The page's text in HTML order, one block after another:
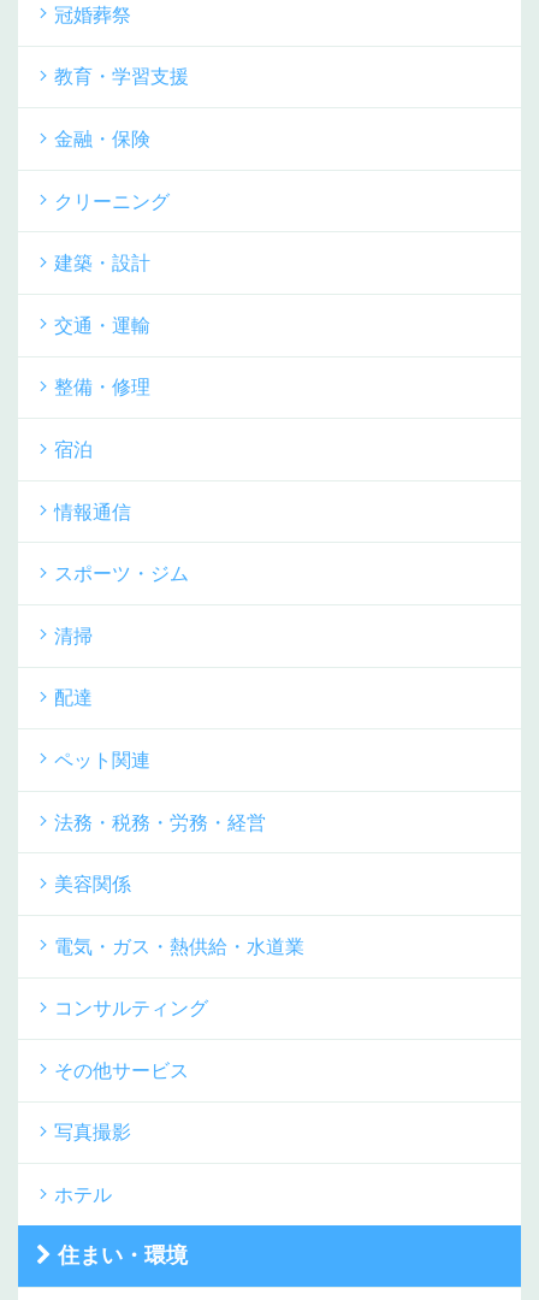
冠婚葬祭
教育・学習支援
金融・保険
クリーニング
建築・設計
交通・運輸
整備・修理
宿泊
情報通信
スポーツ・ジム
清掃
配達
ペット関連
法務・税務・労務・経営
美容関係
電気・ガス・熱供給・水道業
コンサルティング
その他サービス
写真撮影
ホテル
住まい・環境